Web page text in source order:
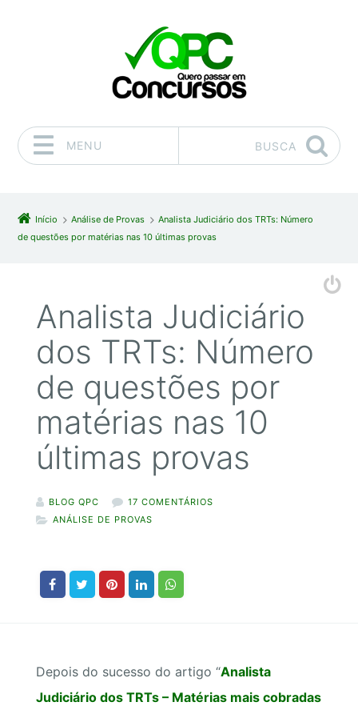
MENU BUSCA
Início Análise de Provas
Analista Judiciário dos TRTs: Número
de questões por matérias nas 10 últimas provas
Analista Judiciário
dos TRTs: Número
de questões por
matérias nas 10
últimas provas
BLOG QPC
17 COMENTÁRIOS
ANÁLISE DE PROVAS
Depois do sucesso do artigo “Analista
Judiciário dos TRTs – Matérias mais cobradas